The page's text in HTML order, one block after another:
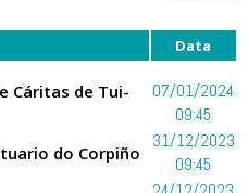
Data
Cáritas de Tui-
07/01/2024
09:45
do Corpiño
31/12/2023
09:45